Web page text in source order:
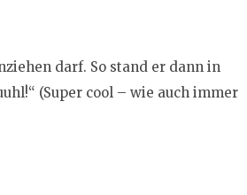
darf. So stand er dann in
(Super cool – wie auch immer